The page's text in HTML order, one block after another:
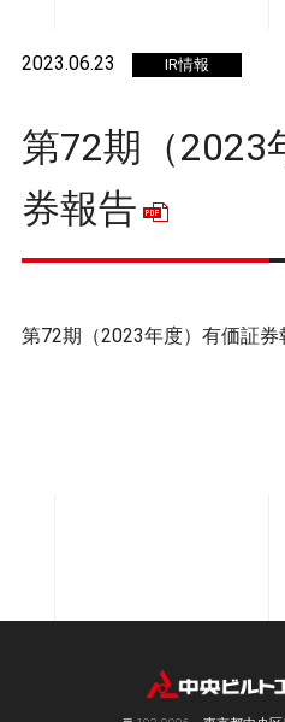
2023.06.23 IR情報
第72期（2023
券報告
第72期（2023年度）有価証券